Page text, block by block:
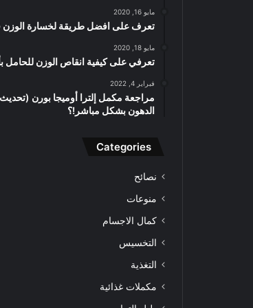
مايو 16, 2020
تعرف على افضل طريقة لخسارة
مايو 18, 2020
تعرفي على كيفية انقاص الوزن للحامل
فبراير 4, 2022
الدهون بشكل مباشر!؟
Categories
نصائح
منوعات
كمال الاجسام
التخسيس
التغذية
مكملات غذائية